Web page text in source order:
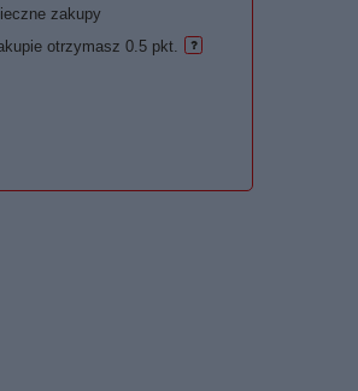
zakupy
otrzymasz 0.5 pkt.